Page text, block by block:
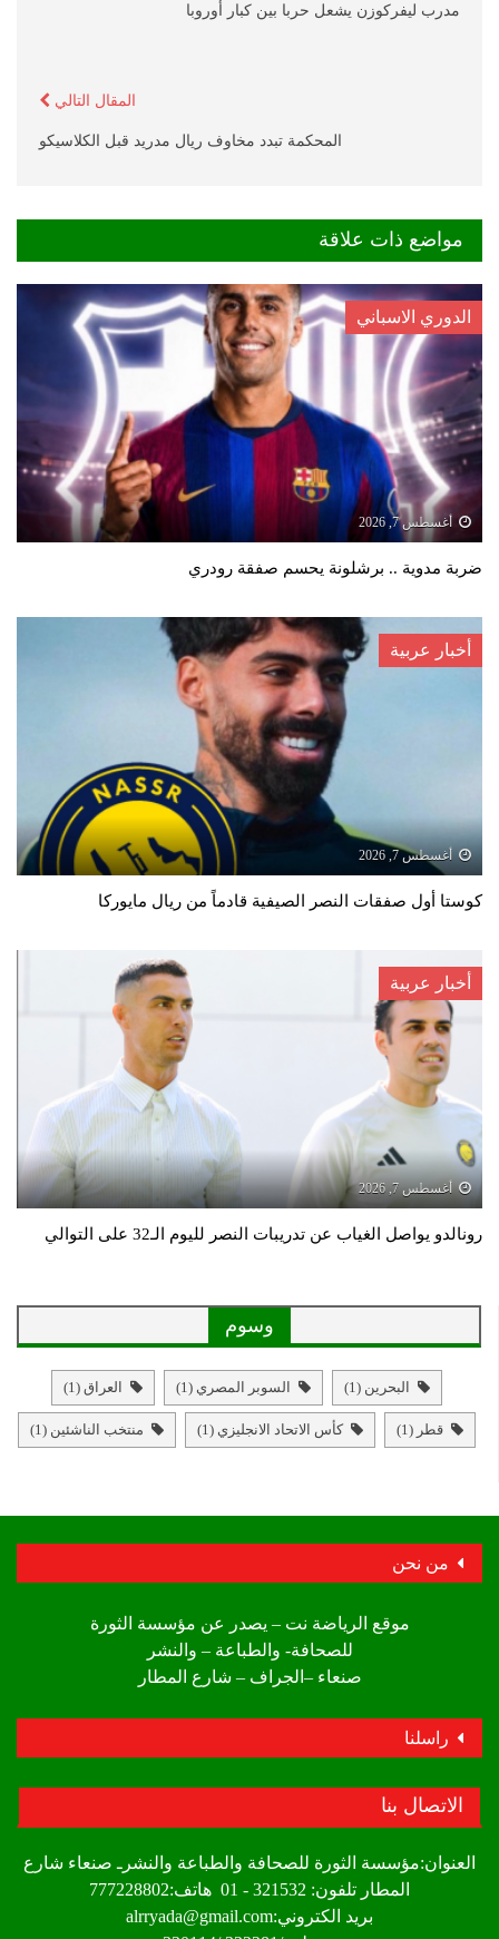
مدرب ليفركوزن يشعل حربا بين كبار أوروبا
المقال التالي
المحكمة تبدد مخاوف ريال مدريد قبل الكلاسيكو
مواضع ذات علاقة
الدوري الاسباني
أغسطس 7, 2026
ضربة مدوية .. برشلونة يحسم صفقة رودري
أخبار عربية
أغسطس 7, 2026
كوستا أول صفقات النصر الصيفية قادماً من ريال مايوركا
أخبار عربية
أغسطس 7, 2026
رونالدو يواصل الغياب عن تدريبات النصر لليوم الـ32 على التوالي
وسوم
البحرين (1) السوبر المصري (1) العراق (1)
قطر (1) كأس الاتحاد الانجليزي (1) منتخب الناشئين (1)
من نحن
موقع الرياضة نت – يصدر عن مؤسسة الثورة
للصحافة- والطباعة – والنشر
صنعاء –الجراف – شارع المطار
راسلنا
الاتصال بنا
العنوان:مؤسسة الثورة للصحافة والطباعة والنشرـ صنعاء شارع
المطار تلفون: 321532 - 01 هاتف:777228802
بريد الكتروني:alrryada@gmail.com